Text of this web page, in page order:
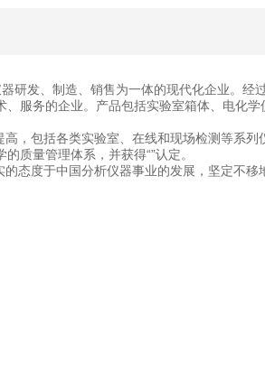
研发、制造、销售为一体的现代化企业。
服务的企业。产品包括实验室箱体、电化
，包括各类实验室、在线和现场检测等系
质量管理体系，并获得“”认定。
态度于中国分析仪器事业的发展，坚定不